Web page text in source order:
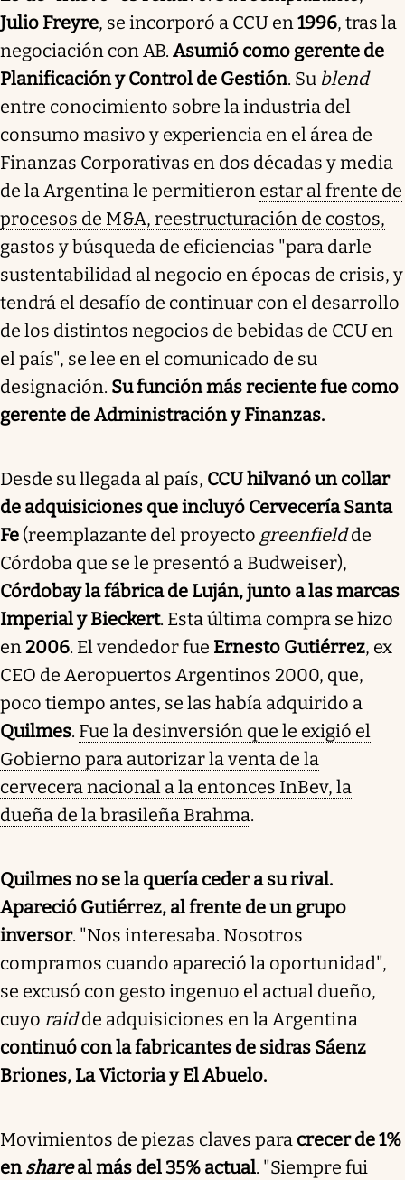
Julio Freyre, se incorporó a CCU en1996, tras la
negociación con AB. Asumió como gerente de
Planificación y Control de Gestión. Su blend
entre conocimiento sobre la industria del
consumo masivo y experiencia en el área de
Finanzas Corporativas en dos décadas y media
de la Argentina le permitieron estar al frente de
procesos de M&A, reestructuración de costos,
gastos y búsqueda de eficiencias "para darle
sustentabilidad al negocio en épocas de crisis, y
tendrá el desafío de continuar con el desarrollo
de los distintos negocios de bebidas de CCU en
el país", se lee en el comunicado de su
designación. Su función más reciente fue como
gerente de Administración y Finanzas.
Desde su llegada al país, CCU hilvanó un collar
de adquisiciones que incluyó Cervecería Santa
Fe (reemplazante del proyecto greenfieldde
Córdoba que se le presentó a Budweiser),
Córdobay la fábrica de Luján, junto a las marcas
Imperial y Bieckert. Esta última compra se hizo
en2006. El vendedor fue Ernesto Gutiérrez, ex
CEO de Aeropuertos Argentinos 2000, que,
poco tiempo antes, se las había adquirido a
Quilmes. Fue la desinversión que le exigió el
Gobierno para autorizar la venta de la
cervecera nacional a la entonces InBev, la
dueña de la brasileña Brahma.
Quilmes no se la quería ceder a su rival.
Apareció Gutiérrez, al frente de un grupo
inversor. "Nos interesaba. Nosotros
compramos cuando apareció la oportunidad",
se excusó con gesto ingenuo el actual dueño,
cuyo raidde adquisiciones en la Argentina
continuó con la fabricantes de sidras Sáenz
Briones, La Victoria y El Abuelo.
Movimientos de piezas claves para crecer de 1%
enshareal más del 35% actual. "Siempre fui